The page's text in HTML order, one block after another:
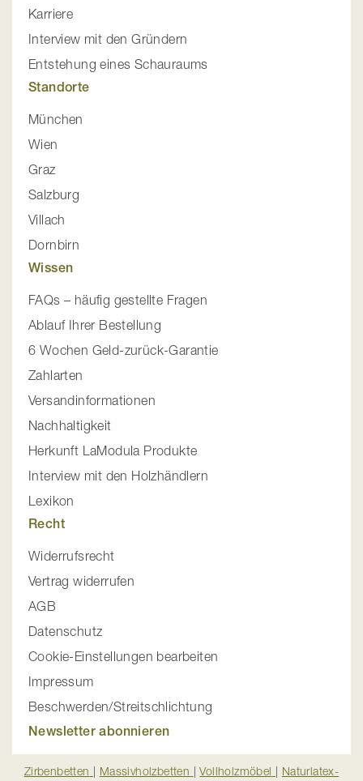
Karriere
Interview mit den Gründern
Entstehung eines Schauraums
Standorte
München
Wien
Graz
Salzburg
Villach
Dornbirn
Wissen
FAQs – häufig gestellte Fragen
Ablauf Ihrer Bestellung
6 Wochen Geld-zurück-Garantie
Zahlarten
Versandinformationen
Nachhaltigkeit
Herkunft LaModula Produkte
Interview mit den Holzhändlern
Lexikon
Recht
Widerrufsrecht
Vertrag widerrufen
AGB
Datenschutz
Cookie-Einstellungen bearbeiten
Impressum
Beschwerden/Streitschlichtung
Newsletter abonnieren
Zirbenbetten | Massivholzbetten |Vollholzmöbel | Naturlatex-